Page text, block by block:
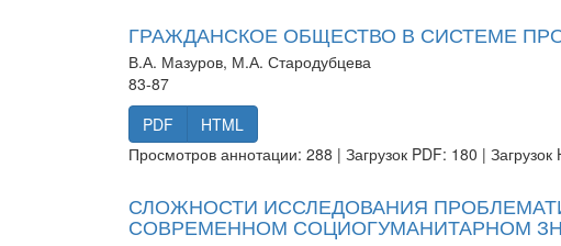
ГРАЖДАНСКОЕ ОБЩЕСТВО В СИСТЕМЕ
В.А. Мазуров, М.А. Стародубцева
83-87
PDF
HTML
Просмотров аннотации: 288 | Загрузок PDF: 180 | Загрузок
СЛОЖНОСТИ ИССЛЕДОВАНИЯ
СОВРЕМЕННОМ СОЦИОГУМАНИТАРНОМ